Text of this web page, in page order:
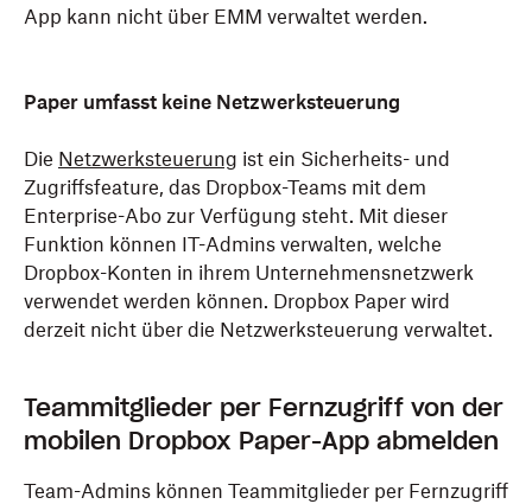
App kann nicht über EMM verwaltet werden.
Paper umfasst keine Netzwerksteuerung
Die Netzwerksteuerung ist ein Sicherheits- und
Zugriffsfeature, das Dropbox-Teams mit dem
Enterprise-Abo zur Verfügung steht. Mit dieser
Funktion können IT-Admins verwalten, welche
Dropbox-Konten in ihrem Unternehmensnetzwerk
verwendet werden können. Dropbox Paper wird
derzeit nicht über die Netzwerksteuerung verwaltet.
Teammitglieder per Fernzugriff von der
mobilen Dropbox Paper-App abmelden
Team-Admins können Teammitglieder per Fernzugriff